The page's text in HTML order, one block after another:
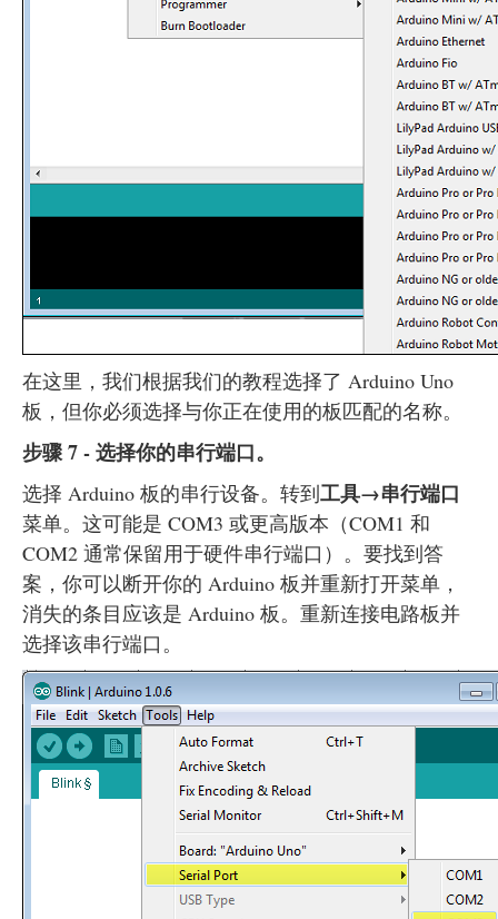
在这里，我们根据我们的教程选择了 Arduino Uno
板，但你必须选择与你正在使用的板匹配的名称。
步骤 7 - 选择你的串行端口。
选择 Arduino 板的串行设备。转到工具→串行端口
菜单。这可能是 COM3 或更高版本（COM1 和
COM2 通常保留用于硬件串行端口）。要找到答
案，你可以断开你的 Arduino 板并重新打开菜单，
消失的条目应该是 Arduino 板。重新连接电路板并
选择该串行端口。